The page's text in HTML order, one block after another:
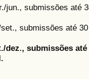
jun., submissões até
submissões até
submissões